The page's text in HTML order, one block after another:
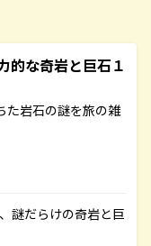
な奇岩と巨石１
た岩石の謎を旅の雑
謎だらけの奇岩と巨